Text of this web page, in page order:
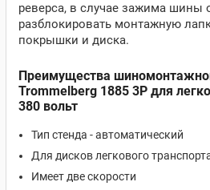
реверса, в случае зажима шины
разблокировать монтажную
покрышки и диска.
Преимущества
Trommelberg 1885 3P для
380 вольт
Тип стенда - автоматический
Для дисков легкового
Имеет две скорости